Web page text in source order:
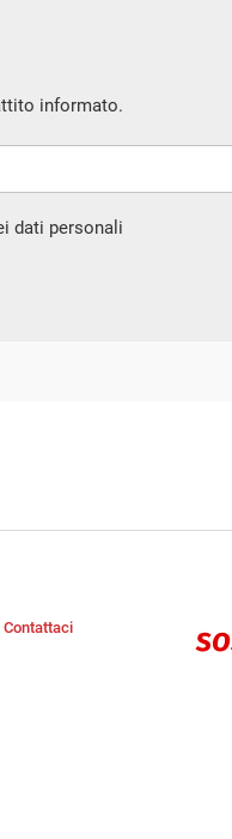
informato.
dati personali
Contattaci